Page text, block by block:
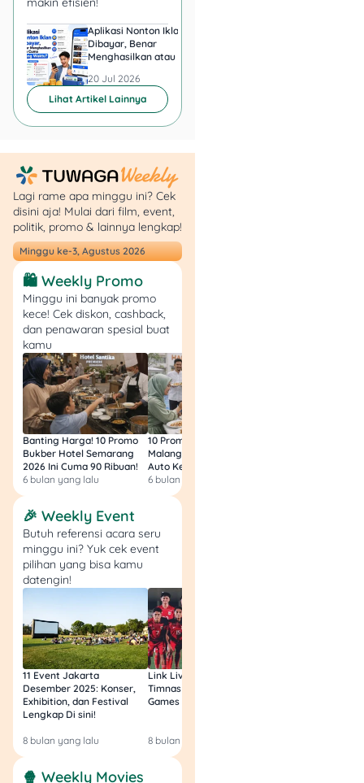
ditawarkan:
Gojek: Menyediakan
bonus dalam bentuk
uang tunai bagi mitra
ojol yang aktif dan
Idul Fitri agar
pengemudi bisa
merayakan Lebaran
dengan lebih
nyaman.
: Grab memberi
bonus kinerja bagi
mitra terbaik
berdasarkan jumlah
pesanan yang
diselesaikan dan
rating pengemudi.
Maxim: Maxim juga
menyiapkan Bantuan
Hari Raya (BHR)
yang akan dicairkan
1-2 minggu sebelum
Lebaran. Detail
pencairannya masih
dibahas, tetapi
pastinya
memberikan
dukungan tambahan
bagi pengemudi.
Gimana Menurut
Kamu?
Aplikasi Nonton Iklan
Dibayar, Benar
Menghasilkan atau Cuma
20 Jul 2026
Lihat Artikel Lainnya
Lagi rame apa minggu ini? Cek
disini aja! Mulai dari film, event,
politik, promo & lainnya lengkap!
Minggu ke-3, Agustus 2026
🛍️ Weekly Promo
Minggu ini banyak promo
kece! Cek diskon, cashback,
dan penawaran spesial buat
kamu
Banting Harga! 10 Promo
Bukber Hotel Semarang
2026 Ini Cuma 90 Ribuan!
6 bulan yang lalu
10 Promo Bukber Hotel
Malang 2026: Start 75rb,
Auto Kenyang!
6 bulan yang lalu
🎉 Weekly Event
Butuh referensi acara seru
minggu ini? Yuk cek event
pilihan yang bisa kamu
datengin!
11 Event Jakarta
Desember 2025: Konser,
Exhibition, dan Festival
Lengkap Di sini!
8 bulan yang lalu
Link Live Streaming
Timnas vs Filipina SEA
Games Malam Ini, Gratis!
8 bulan yang lalu
🍿 Weekly Movies